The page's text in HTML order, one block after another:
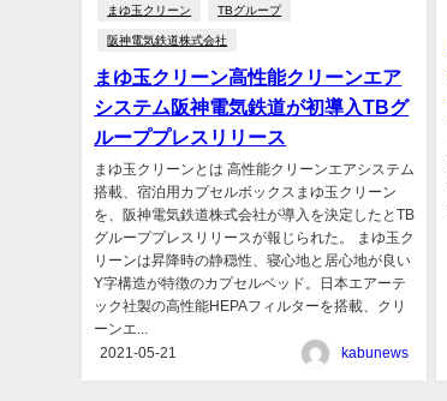
まゆ玉クリーン TBグループ
阪神電気鉄道株式会社
まゆ玉クリーン高性能クリーンエア
システム阪神電気鉄道が初導入TBグ
ループプレスリリース
まゆ玉クリーンとは 高性能クリーンエアシステム
搭載、宿泊用カプセルボックスまゆ玉クリーン
を、阪神電気鉄道株式会社が導入を決定したとTB
グループプレスリリースが報じられた。 まゆ玉ク
リーンは昇降時の静穏性、寝心地と居心地が良い
Y字構造が特徴のカプセルベッド。日本エアーテ
ック社製の高性能HEPAフィルターを搭載、クリ
ーンエ...
2021-05-21
kabunews